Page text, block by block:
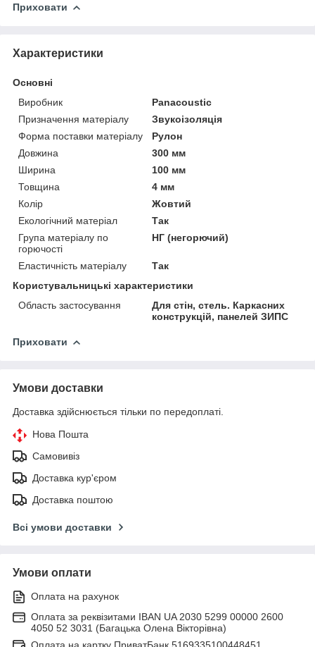
Приховати
Характеристики
Основні
Виробник
Panacoustic
Призначення матеріалу
Звукоізоляція
Форма поставки матеріалу
Рулон
Довжина
300 мм
Ширина
100 мм
Товщина
4 мм
Колір
Жовтий
Екологічний матеріал
Так
Група матеріалу по
горючості
НГ (негорючий)
Еластичність матеріалу
Так
Користувальницькі характеристики
Область застосування
Для стін, стель. Каркасних
конструкцій, панелей ЗИПС
Приховати
Умови доставки
Доставка здійснюється тільки по передоплаті.
Нова Пошта
Самовивіз
Доставка кур'єром
Доставка поштою
Всі умови доставки
Умови оплати
Оплата на рахунок
Оплата за реквізитами IBAN UA 2030 5299 00000 2600
4050 52 3031 (Багацька Олена Вікторівна)
Оплата на картку ПриватБанк 5169335100448451